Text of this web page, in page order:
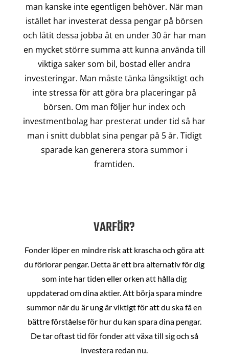
man kanske inte egentligen behöver. När man
istället har investerat dessa pengar på börsen
och låtit dessa jobba åt en under 30 år har man
en mycket större summa att kunna använda till
viktiga saker som bil, bostad eller andra
investeringar. Man måste tänka långsiktigt och
inte stressa för att göra bra placeringar på
börsen. Om man följer hur index och
investmentbolag har presterat under tid så har
man i snitt dubblat sina pengar på 5 år. Tidigt
sparade kan generera stora summor i
framtiden.
VARFÖR?
Fonder löper en mindre risk att krascha och göra att
du förlorar pengar. Detta är ett bra alternativ för dig
som inte har tiden eller orken att hålla dig
uppdaterad om dina aktier. Att börja spara mindre
summor när du är ung är viktigt för att du ska få en
bättre förståelse för hur du kan spara dina pengar.
De tar oftast tid för fonder att växa till sig och så
investera redan nu.